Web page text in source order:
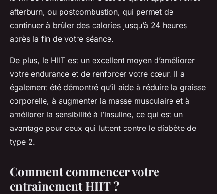
afterburn, ou postcombustion, qui permet de
continuer à brûler des calories jusqu’à 24 heures
après la fin de votre séance.
De plus, le HIIT est un excellent moyen d’améliorer
votre endurance et de renforcer votre cœur. Il a
également été démontré qu’il aide à réduire la graisse
corporelle, à augmenter la masse musculaire et à
améliorer la sensibilité à l’insuline, ce qui est un
avantage pour ceux qui luttent contre le diabète de
type 2.
Comment commencer votre
entrainement HIIT ?